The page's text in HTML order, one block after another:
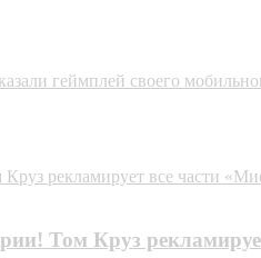
геймплей своего
рекламирует все части
Том Круз